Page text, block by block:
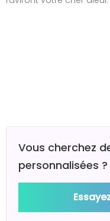
Vous cherchez
personnalisées ?